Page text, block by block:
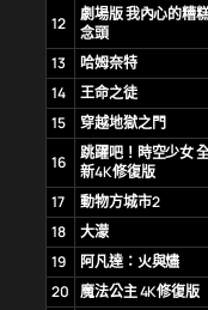
12
劇場版 我內心的糟
念頭
13
哈姆奈特
14
王命之徒
15
穿越地獄之門
16
跳躍吧！時空少女
新4K修復版
17
動物方城市2
18
大濛
19
阿凡達：火與燼
20 魔法公主 4K修復版